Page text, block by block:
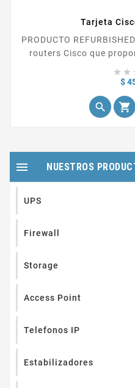
Tarjeta
PRODUCTO REFURBISHED Módulo de expansión para
routers Cisco que
ser instalado en las
 
$
 
NUESTROS

UPS
Firewall
Storage
Access Point
Telefonos IP
Estabilizadores